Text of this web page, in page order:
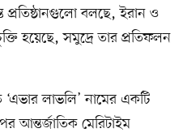
প্রতিষ্ঠানগুলো বলছে, ইরান ও
হয়েছে, সমুদ্রে তার প্রতিফলন
‘এভার লাভলি’ নামের একটি
আন্তর্জাতিক মেরিটাইম